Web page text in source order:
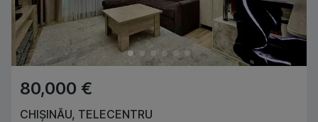
80,000 €
CHIȘINĂU, TELECENTRU